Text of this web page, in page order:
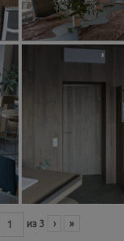
из 3 › »